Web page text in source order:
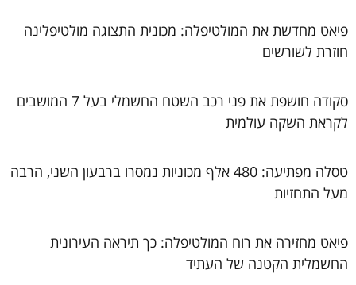
פיאט מחדשת את המולטיפלה: מכונית התצוגה מולטיפלינה
חוזרת לשורשים
סקודה חושפת את פני רכב השטח החשמלי בעל 7 המושבים
לקראת השקה עולמית
טסלה מפתיעה: 480 אלף מכוניות נמסרו ברבעון השני, הרבה
מעל התחזיות
פיאט מחזירה את רוח המולטיפלה: כך תיראה העירונית
החשמלית הקטנה של העתיד